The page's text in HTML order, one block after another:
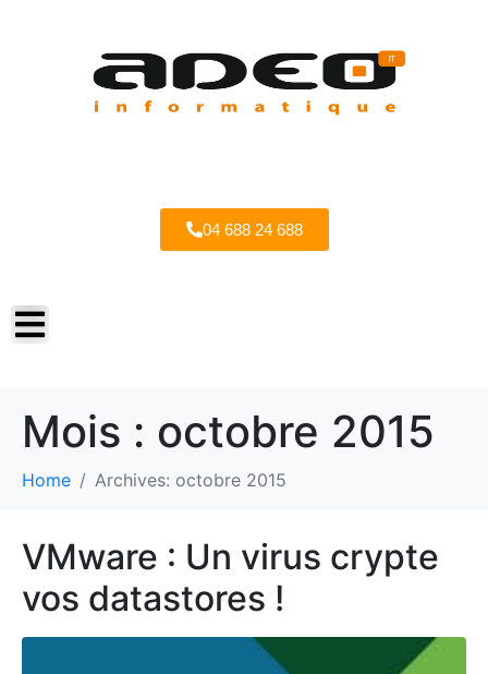
04 688 24 688
Mois : octobre 2015
Home Archives: octobre 2015
VMware : Un virus crypte
vos datastores !